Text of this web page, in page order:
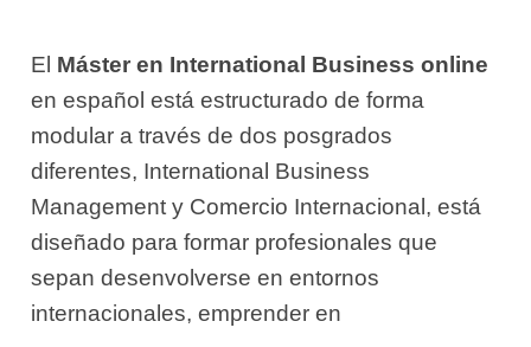
El Máster en International Business online
en español está estructurado de forma
modular a través de dos posgrados
diferentes, International Business
Management y Comercio Internacional, está
diseñado para formar profesionales que
sepan desenvolverse en entornos
internacionales, emprender en